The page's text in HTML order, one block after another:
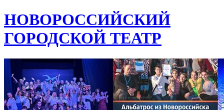
НОВОРОССИЙСКИЙ
ГОРОДСКОЙ ТЕАТР